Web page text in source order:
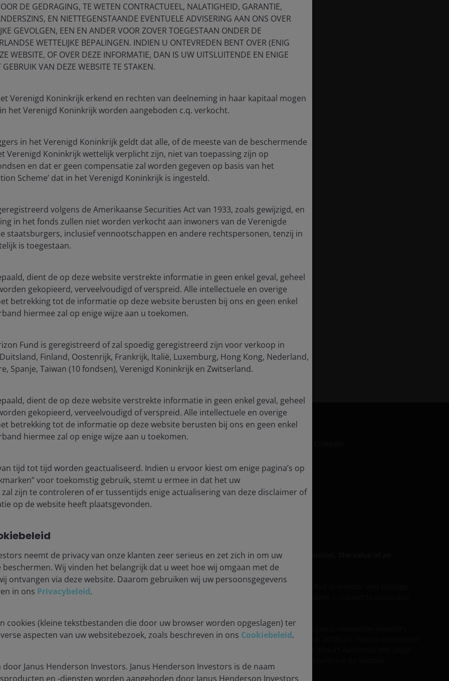
security, investment strategy or market sector,
Investors, its affiliated advisor, or its
value of an investment and the income from it
amount originally invested.
or forecasts will be realised.
centre
us
Legal Information
Privacy policy
Fraud and security information
JHIESA Principal Adverse Impact
for the use of institutional investors and consultants and is not for general public distribution. The value of an
and you may not get back the amount originally invested.
lead to successful investing. Any risk management process discussed includes an effort to monitor and manage
low risk or the ability to control certain risk factors. The availability of our services and vehicles is subject to applicable
Investors is the name under which investment products and services are provided by Janus Henderson Investors
UK Limited (reg. no. 906355), Janus Henderson Fund Management UK Limited (reg. no. 2678531), Tabula Investment
DE GEDRAGING, TE WETEN CONTRACTUEEL, NALATIGHEID, GARANTIE,
EN NIETTEGENSTAANDE EVENTUELE ADVISERING AAN ONS OVER
GEVOLGEN, EEN EN ANDER VOOR ZOVER TOEGESTAAN ONDER DE
WETTELIJKE BEPALINGEN. INDIEN U ONTEVREDEN BENT OVER (ENIG
WEBSITE, OF OVER DEZE INFORMATIE, DAN IS UW UITSLUITENDE EN ENIGE
GEBRUIK VAN DEZE WEBSITE TE STAKEN.
Verenigd Koninkrijk erkend en rechten van deelneming in haar kapitaal mogen
het Verenigd Koninkrijk worden aangeboden c.q. verkocht.
in het Verenigd Koninkrijk geldt dat alle, of de meeste van de beschermende
Verenigd Koninkrijk wettelijk verplicht zijn, niet van toepassing zijn op
en dat er geen compensatie zal worden gegeven op basis van het
Scheme’ dat in het Verenigd Koninkrijk is ingesteld.
volgens de Amerikaanse Securities Act van 1933, zoals gewijzigd, en
in het fonds zullen niet worden verkocht aan inwoners van de Verenigde
staatsburgers, inclusief vennootschappen en andere rechtspersonen, tenzij in
is toegestaan.
dient de op deze website verstrekte informatie in geen enkel geval, geheel
gekopieerd, verveelvoudigd of verspreid. Alle intellectuele en overige
betrekking tot de informatie op deze website berusten bij ons en geen enkel
hiermee zal op enige wijze aan u toekomen.
Fund is geregistreerd of zal spoedig geregistreerd zijn voor verkoop in
Finland, Oostenrijk, Frankrijk, Italië, Luxemburg, Hong Kong, Nederland,
Spanje, Taiwan (10 fondsen), Verenigd Koninkrijk en Zwitserland.
dient de op deze website verstrekte informatie in geen enkel geval, geheel
gekopieerd, verveelvoudigd of verspreid. Alle intellectuele en overige
betrekking tot de informatie op deze website berusten bij ons en geen enkel
hiermee zal op enige wijze aan u toekomen.
tijd tot tijd worden geactualiseerd. Indien u ervoor kiest om enige pagina’s op
voor toekomstig gebruik, stemt u ermee in dat het uw
zijn te controleren of er tussentijds enige actualisering van deze disclaimer of
op de website heeft plaatsgevonden.
neemt de privacy van onze klanten zeer serieus en zet zich in om uw
Wij vinden het belangrijk dat u weet hoe wij omgaan met de
ontvangen via deze website. Daarom gebruiken wij uw persoonsgegevens
in ons Privacybeleid.
cookies (kleine tekstbestanden die door uw browser worden opgeslagen) ter
aspecten van uw websitebezoek, zoals beschreven in ons Cookiebeleid.
Janus Henderson Investors. Janus Henderson Investors is de naam
en -diensten worden aangeboden door Janus Henderson Investors